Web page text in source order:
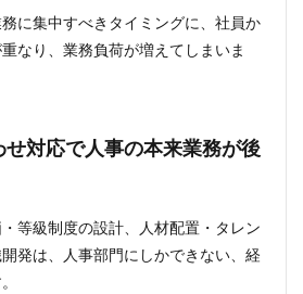
に集中すべきタイミングに、社員か
なり、業務負荷が増えてしまいま
せ対応で人事の本来業務が後
等級制度の設計、人材配置・タレン
発は、人事部門にしかできない、経